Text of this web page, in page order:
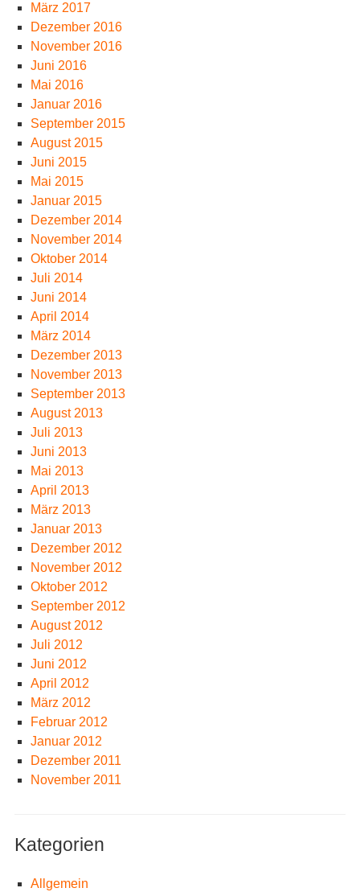
März 2017
Dezember 2016
November 2016
Juni 2016
Mai 2016
Januar 2016
September 2015
August 2015
Juni 2015
Mai 2015
Januar 2015
Dezember 2014
November 2014
Oktober 2014
Juli 2014
Juni 2014
April 2014
März 2014
Dezember 2013
November 2013
September 2013
August 2013
Juli 2013
Juni 2013
Mai 2013
April 2013
März 2013
Januar 2013
Dezember 2012
November 2012
Oktober 2012
September 2012
August 2012
Juli 2012
Juni 2012
April 2012
März 2012
Februar 2012
Januar 2012
Dezember 2011
November 2011
Kategorien
Allgemein